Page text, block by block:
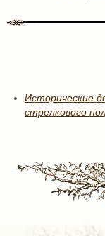
Исторические
стрелкового